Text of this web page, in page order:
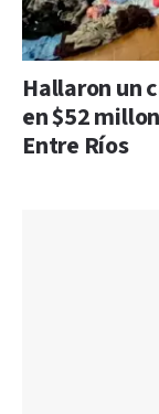
Hallaron un
en $52
Entre Ríos